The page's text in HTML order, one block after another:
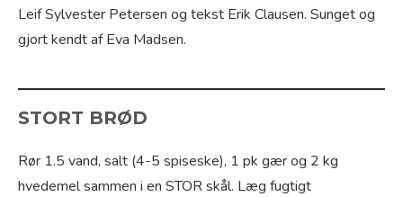
Leif Sylvester Petersen og tekst Erik Clausen. Sunget og
gjort kendt af Eva Madsen.
STORT BRØD
Rør 1.5 vand, salt (4-5 spiseske), 1 pk gær og 2 kg
hvedemel sammen i en STOR skål. Læg fugtigt